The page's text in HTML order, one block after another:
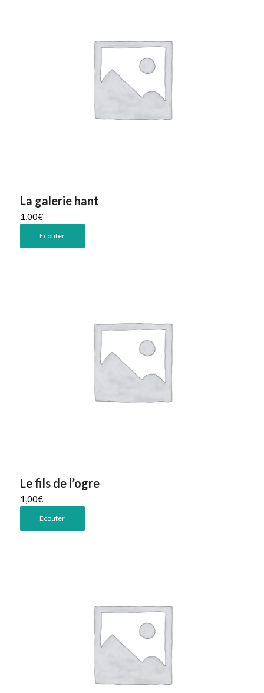
La galerie hant
1,00€
Ecouter
Le fils de l’ogre
1,00€
Ecouter